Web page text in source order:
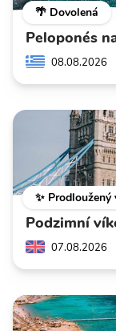
🌴 Dovolená
Peloponés
08.08.2026
✨ Prodloužený
Podzimní
07.08.2026